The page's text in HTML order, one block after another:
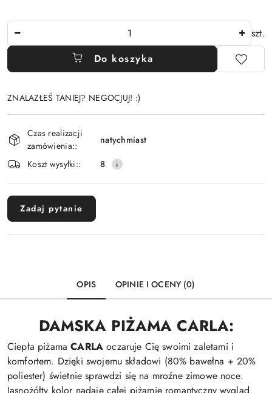
szt.
Do koszyka
ZNALAZŁEŚ TANIEJ? NEGOCJUJ! :)
i
dostawa
Czas realizacji
zamówienia::
natychmiast
Koszt wysyłki::
8
Zadaj pytanie
OPIS OPINIE I OCENY (0)
DAMSKA PIŻAMA CARLA:
Ciepła piżamaCARLA oczaruje Cię swoimi zaletami i
komfortem. Dzięki swojemu składowi (80% bawełna + 20%
poliester) świetnie sprawdzi się na mroźne zimowe noce.